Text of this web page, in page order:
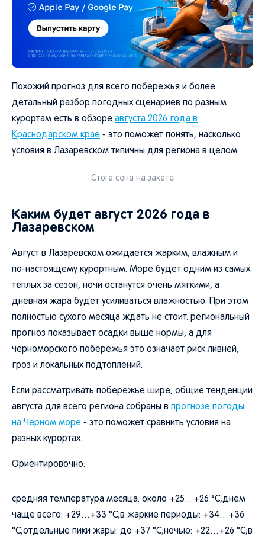
Похожий прогноз для всего побережья и более
детальный разбор погодных сценариев по разным
курортам есть в обзоре августа 2026 года в
Краснодарском крае - это поможет понять, насколько
условия в Лазаревском типичны для региона в целом.
Стога сена на закате
Каким будет август 2026 года в
Лазаревском
Август в Лазаревском ожидается жарким, влажным и
по-настоящему курортным. Море будет одним из самых
тёплых за сезон, ночи останутся очень мягкими, а
дневная жара будет усиливаться влажностью. При этом
полностью сухого месяца ждать не стоит: региональный
прогноз показывает осадки выше нормы, а для
черноморского побережья это означает риск ливней,
гроз и локальных подтоплений.
Если рассматривать побережье шире, общие тенденции
августа для всего региона собраны в прогнозе погоды
на Черном море - это поможет сравнить условия на
разных курортах.
Ориентировочно:
средняя температура месяца: около +25…+26 °C;днем
чаще всего: +29…+33 °C;в жаркие периоды: +34…+36
°C;отдельные пики жары: до +37 °C;ночью: +22…+26 °C;в